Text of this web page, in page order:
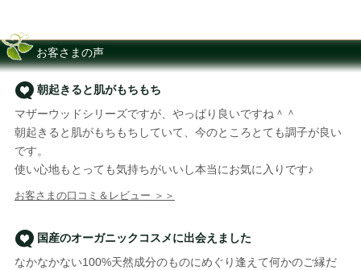
お客さまの声
朝起きると肌がもちもち
マザーウッドシリーズですが、やっぱり良いですね＾＾
朝起きると肌がもちもちしていて、今のところとても調子が良い
です。
使い心地もとっても気持ちがいいし本当にお気に入りです♪
お客さまの口コミ＆レビュー ＞＞
国産のオーガニックコスメに出会えました
なかなかない100%天然成分のものにめぐり逢えて何かのご縁だ